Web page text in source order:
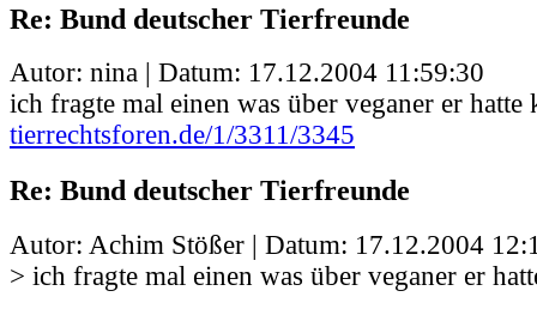
Re: Bund deutscher Tierfreunde
Autor: nina | Datum: 17.12.2004 11:59:30
ich fragte mal einen was über veganer er hatte
tierrechtsforen.de/1/3311/3345
Re: Bund deutscher Tierfreunde
Autor: Achim Stößer | Datum: 17.12.2004
> ich fragte mal einen was über veganer er